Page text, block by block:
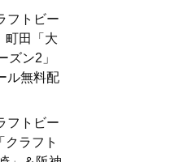
フトビー
町田「大
ズン2」
ル無料配
フトビー
クラフト